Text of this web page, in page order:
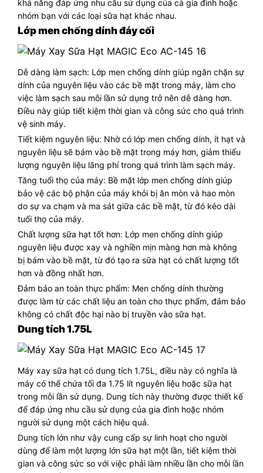
khả năng đáp ứng nhu cầu sử dụng của cả gia đình hoặc
nhóm bạn với các loại sữa hạt khác nhau.
Lớp men chống dính đáy cối
Dễ dàng làm sạch: Lớp men chống dính giúp ngăn chặn sự
dính của nguyên liệu vào các bề mặt trong máy, làm cho
việc làm sạch sau mỗi lần sử dụng trở nên dễ dàng hơn.
Điều này giúp tiết kiệm thời gian và công sức cho quá trình
vệ sinh máy.
Tiết kiệm nguyên liệu: Nhờ có lớp men chống dính, ít hạt và
nguyên liệu sẽ bám vào bề mặt trong máy hơn, giảm thiểu
lượng nguyên liệu lãng phí trong quá trình làm sạch máy.
Tăng tuổi thọ của máy: Bề mặt lớp men chống dính giúp
bảo vệ các bộ phận của máy khỏi bị ăn mòn và hao mòn
do sự va chạm và ma sát giữa các bề mặt, từ đó kéo dài
tuổi thọ của máy.
Chất lượng sữa hạt tốt hơn: Lớp men chống dính giúp
nguyên liệu được xay và nghiền mịn màng hơn mà không
bị bám vào bề mặt, từ đó tạo ra sữa hạt có chất lượng tốt
hơn và đồng nhất hơn.
Đảm bảo an toàn thực phẩm: Men chống dính thường
được làm từ các chất liệu an toàn cho thực phẩm, đảm bảo
không có chất độc hại nào bị truyền vào sữa hạt.
Dung tích 1.75L
Máy xay sữa hạt có dung tích 1.75L, điều này có nghĩa là
máy có thể chứa tối đa 1.75 lít nguyên liệu hoặc sữa hạt
trong mỗi lần sử dụng. Dung tích này thường được thiết kế
để đáp ứng nhu cầu sử dụng của gia đình hoặc nhóm
người sử dụng một cách hiệu quả.
Dung tích lớn như vậy cung cấp sự linh hoạt cho người
dùng để làm một lượng lớn sữa hạt một lần, tiết kiệm thời
gian và công sức so với việc phải làm nhiều lần cho mỗi lần